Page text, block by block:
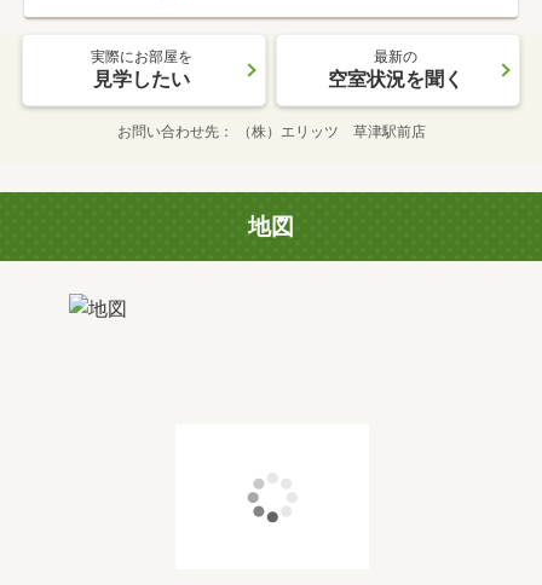
実際にお部屋を
見学したい
最新の
空室状況を聞く
お問い合わせ先 （株）エリッツ 草津駅前店
地図